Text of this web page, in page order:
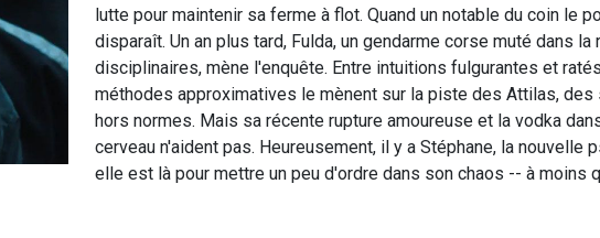
lutte pour maintenir sa ferme à flot. Quand un notable du coin le
disparaît. Un an plus tard, Fulda, un gendarme corse muté dans
disciplinaires, mène l'enquête. Entre intuitions fulgurantes et
méthodes approximatives le mènent sur la piste des Attilas, des
hors normes. Mais sa récente rupture amoureuse et la vodka
cerveau n'aident pas. Heureusement, il y a Stéphane, la nouvelle
elle est là pour mettre un peu d'ordre dans son chaos -- à moins